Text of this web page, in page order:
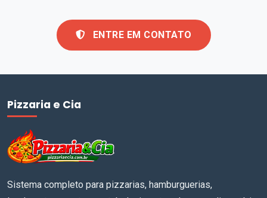
ENTRE EM CONTATO
Pizzaria e Cia
Sistema completo para pizzarias, hamburguerias,